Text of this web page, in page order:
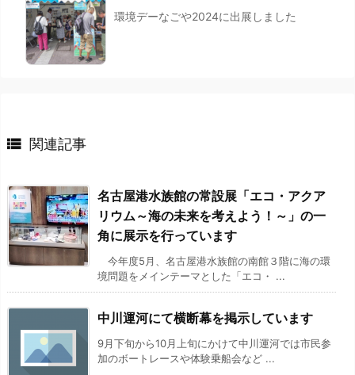
環境デーなごや2024に出展しました
 関連記事
名古屋港水族館の常設展「エコ・アクア
リウム～海の未来を考えよう！～」の一
角に展示を行っています
今年度5月、名古屋港水族館の南館３階に海の環
境問題をメインテーマとした「エコ・ ...
中川運河にて横断幕を掲示しています
9月下旬から10月上旬にかけて中川運河では市民参
加のボートレースや体験乗船会など ...